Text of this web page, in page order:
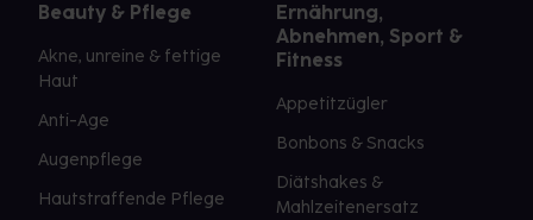
Beauty & Pflege
Akne, unreine & fettige
Haut
Anti-Age
Augenpflege
Hautstraffende Pflege
Ernährung,
Abnehmen, Sport &
Fitness
Appetitzügler
Bonbons & Snacks
Diätshakes &
Mahlzeitenersatz